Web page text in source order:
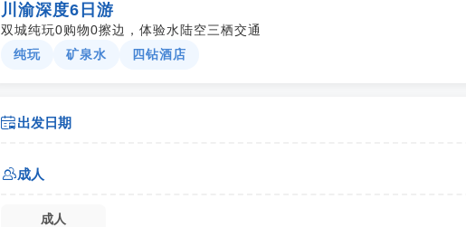
川渝深度6日游
双城纯玩0购物0擦边，体验水陆空三栖交通
纯玩
矿泉水 四钻酒店
出发日期
成人
成人